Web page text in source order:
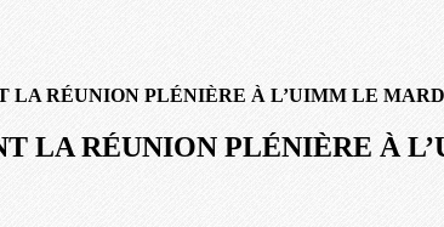
RÉUNION PLÉNIÈRE À L’UIMM LE
LA RÉUNION PLÉNIÈRE À